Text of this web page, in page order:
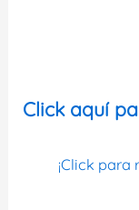
Click aquí
¡Click